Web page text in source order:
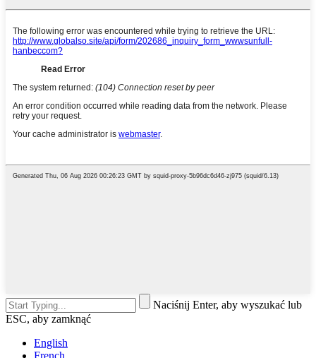
Naciśnij Enter, aby wyszukać lub
ESC, aby zamknąć
English
French